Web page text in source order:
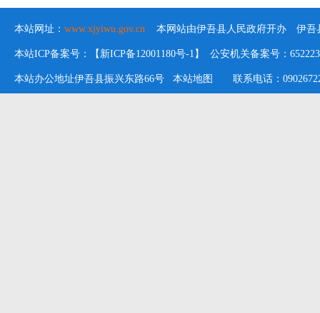
本站网址： www.xjyiwu.gov.cn 本网站由伊吾县人民政府开办 伊吾
本站ICP备案号：【新ICP备12001180号-1】 公安机关备案号：
本站办公地址伊吾县振兴东路66号 本站地图 联系电话：